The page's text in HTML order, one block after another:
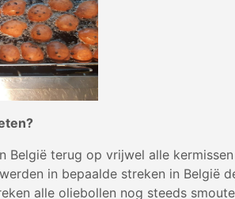
België terug op vrijwel alle
in bepaalde streken in
alle oliebollen nog steeds